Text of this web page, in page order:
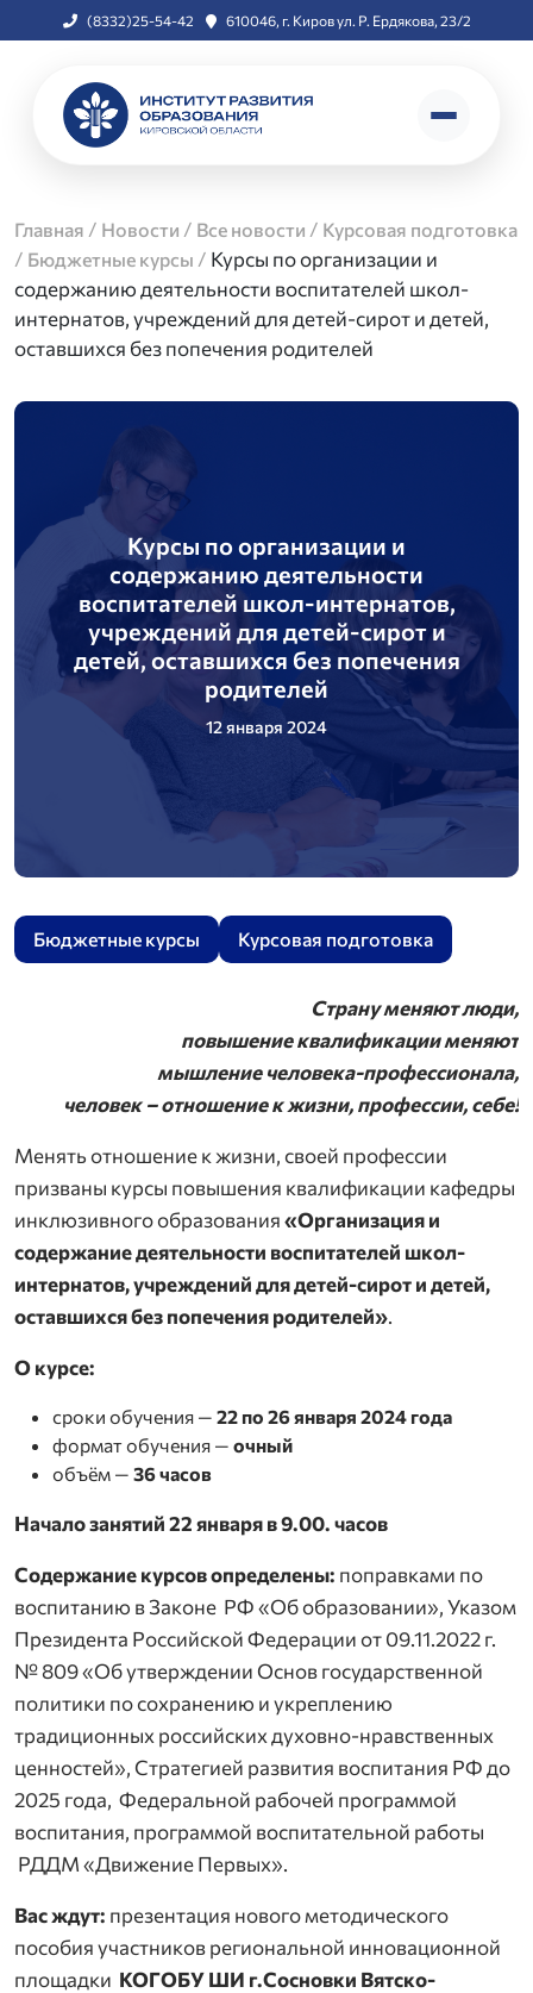
(8332)25-54-42 610046, г. Киров ул. Р. Ердякова, 23/2
Главная / Новости / Все новости / Курсовая подготовка
/ Бюджетные курсы / Курсы по организации и
содержанию деятельности воспитателей школ-
интернатов, учреждений для детей-сирот и детей,
оставшихся без попечения родителей
Курсы по организации и
содержанию деятельности
воспитателей школ-интернатов,
учреждений для детей-сирот и
детей, оставшихся без попечения
родителей
12 января 2024
Бюджетные курсы Курсовая подготовка
Страну меняют люди,
повышение квалификации меняют
мышление человека-профессионала,
человек – отношение к жизни, профессии, себе!
Менять отношение к жизни, своей профессии
призваны курсы повышения квалификации кафедры
инклюзивного образования«Организация и
содержание деятельности воспитателей школ-
интернатов, учреждений для детей-сирот и детей,
оставшихся без попечения родителей».
О курсе:
сроки обучения — 22 по 26 января 2024 года
формат обучения — очный
объём — 36 часов
Начало занятий 22 января в 9.00. часов
Содержание курсов определены: поправками по
воспитанию в Законе РФ «Об образовании», Указом
Президента Российской Федерации от 09.11.2022 г.
№ 809 «Об утверждении Основ государственной
политики по сохранению и укреплению
традиционных российских духовно-нравственных
ценностей», Стратегией развития воспитания РФ до
2025 года, Федеральной рабочей программой
воспитания, программой воспитательной работы
РДДМ «Движение Первых».
Вас ждут: презентация нового методического
пособия участников региональной инновационной
площадки КОГОБУ ШИ г.Сосновки Вятско-